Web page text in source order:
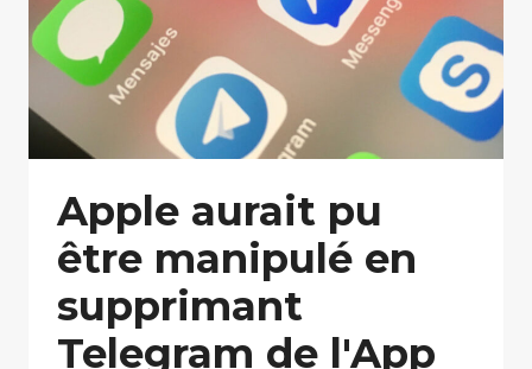
Apple aurait pu
être manipulé en
supprimant
Telegram de l'App